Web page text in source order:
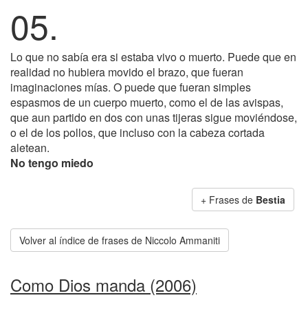
05.
Lo que no sabía era si estaba vivo o muerto. Puede que en
realidad no hubiera movido el brazo, que fueran
imaginaciones mías. O puede que fueran simples
espasmos de un cuerpo muerto, como el de las avispas,
que aun partido en dos con unas tijeras sigue moviéndose,
o el de los pollos, que incluso con la cabeza cortada
aletean.
No tengo miedo
+ Frases de Bestia
Volver al índice de frases de Niccolo Ammaniti
Como Dios manda (2006)